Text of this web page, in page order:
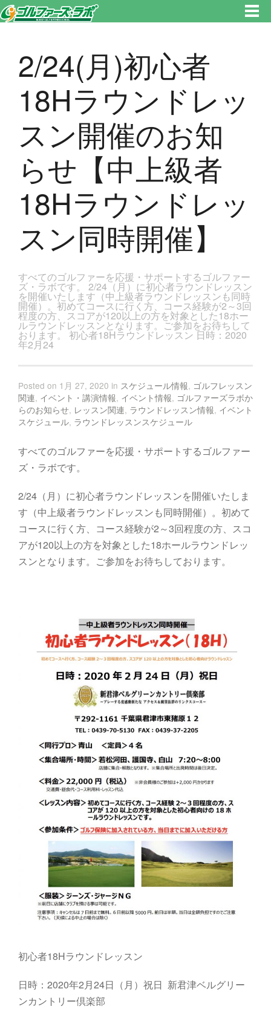
者18Hラウンドレッスン同時開催】のページです。新宿区、若松河田で気軽にゴルフレッスン！
2/24(月)初心者
18Hラウンドレッ
スン開催のお知
らせ【中上級者
18Hラウンドレッ
スン同時開催】
すべてのゴルファーを応援・サポートするゴルファー
ズ・ラボです。 2/24（月）に初心者ラウンドレッスン
を開催いたします（中上級者ラウンドレッスンも同時
開催）。初めてコースに行く方、コース経験が2～3回
程度の方、スコアが120以上の方を対象とした18ホー
ルラウンドレッスンとなります。ご参加をお待ちして
おります。 初心者18Hラウンドレッスン 日時：2020
年2月24
Posted on 1月 27, 2020 in スケジュール情報, ゴルフレッスン
関連, イベント・講演情報, イベント情報, ゴルファーズラボか
らのお知らせ, レッスン関連, ラウンドレッスン情報, イベント
スケジュール, ラウンドレッスンスケジュール
すべてのゴルファーを応援・サポートするゴルファー
ズ・ラボです。
2/24（月）に初心者ラウンドレッスンを開催いたしま
す（中上級者ラウンドレッスンも同時開催）。初めて
コースに行く方、コース経験が2～3回程度の方、スコ
アが120以上の方を対象とした18ホールラウンドレッ
スンとなります。ご参加をお待ちしております。
初心者18Hラウンドレッスン
日時：2020年2月24日（月）祝日 新君津ベルグリー
ンカントリー倶楽部